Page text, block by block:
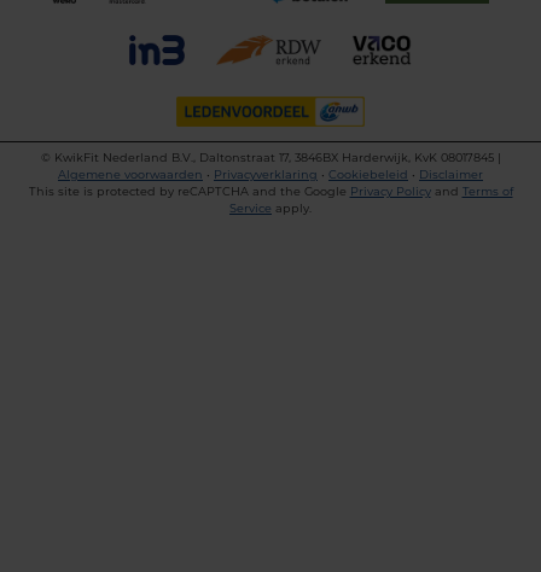
©
KwikFit Nederland B.V., Daltonstraat 17, 3846BX Harderwijk, KvK 08017845 |
Algemene voorwaarden • Privacyverklaring • Cookiebeleid • Disclaimer
This site is protected by reCAPTCHA and the Google Privacy Policyand Terms of
Service apply.